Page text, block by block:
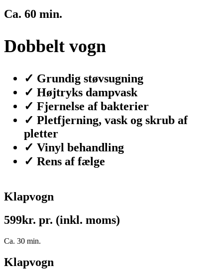
Ca. 60 min.
Dobbelt vogn
✓ Grundig støvsugning
✓ Højtryks dampvask
✓ Fjernelse af bakterier
✓ Pletfjerning, vask og skrub af
pletter
✓ Vinyl behandling
✓ Rens af fælge
Klapvogn
599kr. pr. (inkl. moms)
Ca. 30 min.
Klapvogn